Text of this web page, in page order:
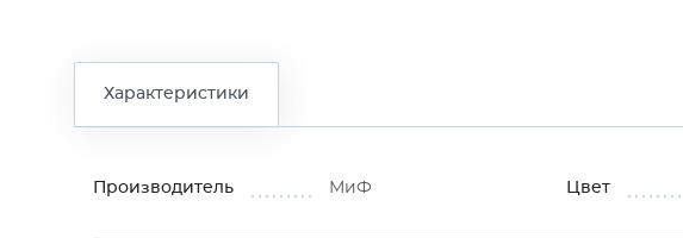
Характеристики
Производитель МиФ Цвет